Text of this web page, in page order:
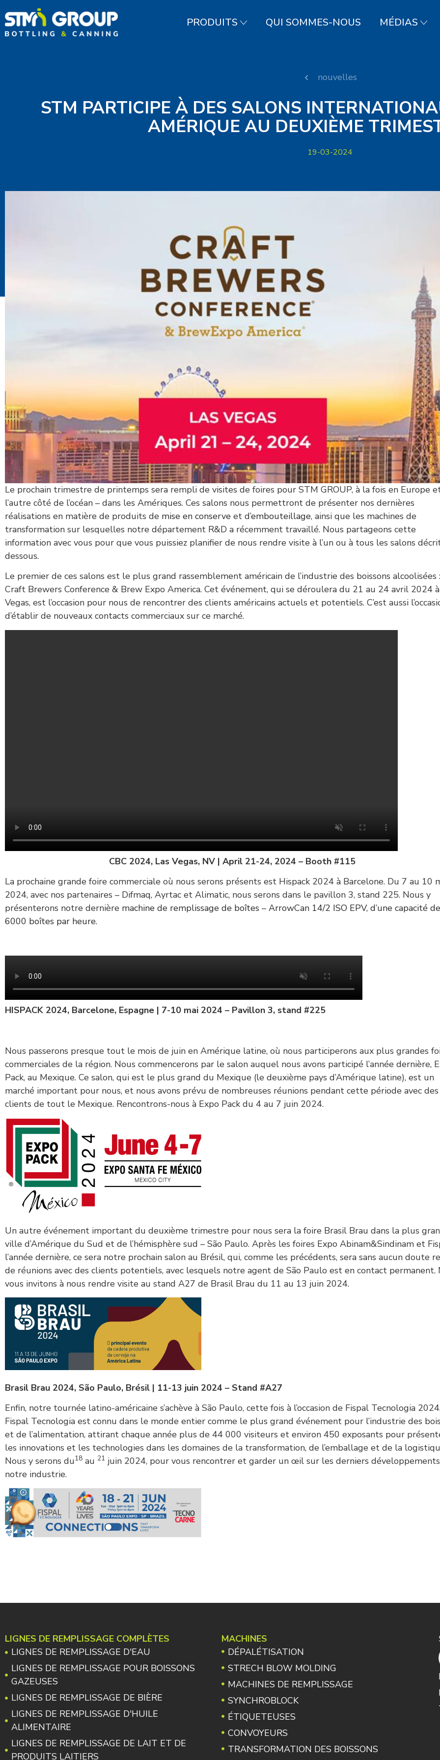
PRODUITS QUI SOMMES-NOUS MÉDIAS
nouvelles
STM PARTICIPE À DES SALONS
AMÉRIQUE AU DEUXIÈME
19-03-2024
Le prochain trimestre de printemps sera rempli de visites de foires pour STM GROUP, à la fois en Europe
l’autre côté de l’océan – dans les Amériques. Ces salons nous permettront de présenter nos dernières
réalisations en matière de produits de mise en conserve et d’embouteillage, ainsi que les machines de
transformation sur lesquelles notre département R&D a récemment travaillé. Nous partageons cette
information avec vous pour que vous puissiez planifier de nous rendre visite à l’un ou à tous les salons
dessous.
Le premier de ces salons est le plus grand rassemblement américain de l’industrie des boissons alcoolisées
Craft Brewers Conference & Brew Expo America. Cet événement, qui se déroulera du 21 au 24 avril 2024 à
Vegas, est l’occasion pour nous de rencontrer des clients américains actuels et potentiels. C’est aussi
d’établir de nouveaux contacts commerciaux sur ce marché.
CBC 2024, Las Vegas, NV | April 21-24, 2024 – Booth #115
La prochaine grande foire commerciale où nous serons présents est Hispack 2024 à Barcelone. Du 7 au 10
2024, avec nos partenaires – Difmaq, Ayrtac et Alimatic, nous serons dans le pavillon 3, stand 225. Nous y
présenterons notre dernière machine de remplissage de boîtes – ArrowCan 14/2 ISO EPV, d’une capacité de
6000 boîtes par heure.
HISPACK 2024, Barcelone, Espagne | 7-10 mai 2024 – Pavillon 3, stand #225
Nous passerons presque tout le mois de juin en Amérique latine, où nous participerons aux plus grandes
commerciales de la région. Nous commencerons par le salon auquel nous avons participé l’année dernière,
Pack, au Mexique. Ce salon, qui est le plus grand du Mexique (le deuxième pays d’Amérique latine), est un
marché important pour nous, et nous avons prévu de nombreuses réunions pendant cette période avec des
clients de tout le Mexique. Rencontrons-nous à Expo Pack du 4 au 7 juin 2024.
Un autre événement important du deuxième trimestre pour nous sera la foire Brasil Brau dans la plus
ville d’Amérique du Sud et de l’hémisphère sud – São Paulo. Après les foires Expo Abinam&Sindinam et
l’année dernière, ce sera notre prochain salon au Brésil, qui, comme les précédents, sera sans aucun doute
de réunions avec des clients potentiels, avec lesquels notre agent de São Paulo est en contact permanent.
vous invitons à nous rendre visite au stand A27 de Brasil Brau du 11 au 13 juin 2024.
Brasil Brau 2024, São Paulo, Brésil | 11-13 juin 2024 – Stand #A27
Enfin, notre tournée latino-américaine s’achève à São Paulo, cette fois à l’occasion de Fispal Tecnologia
Fispal Tecnologia est connu dans le monde entier comme le plus grand événement pour l’industrie des
et de l’alimentation, attirant chaque année plus de 44 000 visiteurs et environ 450 exposants pour
les innovations et les technologies dans les domaines de la transformation, de l’emballage et de la
Nous y serons du18 au 21 juin 2024, pour vous rencontrer et garder un œil sur les derniers
notre industrie.
LIGNES DE REMPLISSAGE COMPLÈTES
LIGNES DE REMPLISSAGE D'EAU
LIGNES DE REMPLISSAGE POUR BOISSONS
GAZEUSES
LIGNES DE REMPLISSAGE DE BIÈRE
LIGNES DE REMPLISSAGE D'HUILE
ALIMENTAIRE
LIGNES DE REMPLISSAGE DE LAIT ET DE
PRODUITS LAITIERS
MACHINES
DÉPALÉTISATION
STRECH BLOW MOLDING
MACHINES DE REMPLISSAGE
SYNCHROBLOCK
ÉTIQUETEUSES
CONVOYEURS
TRANSFORMATION DES BOISSONS